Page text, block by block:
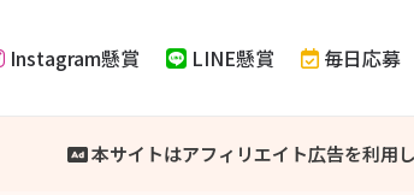
Instagram懸賞 LINE懸賞 毎日応募
本サイトはアフィリエイト広告を利用